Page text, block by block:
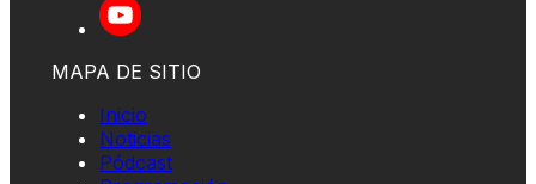
MAPA DE SITIO
Inicio
Noticias
Pódcast